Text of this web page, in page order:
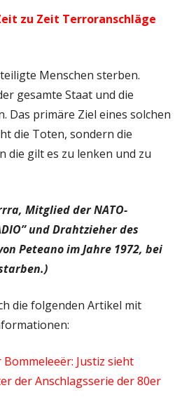
zu Zeit Terroranschläge
Menschen sterben.
gesamte Staat und die
Das primäre Ziel eines solchen
die Toten, sondern die
die gilt es zu lenken und zu
Mitglied der NATO-
und Drahtzieher des
Peteano im Jahre 1972, bei
die folgenden Artikel mit
Justiz sieht
der Anschlagsserie der 80er